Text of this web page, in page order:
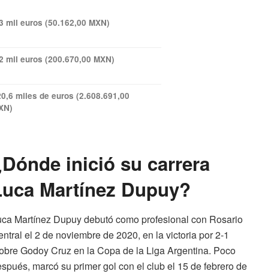
mil euros (50.162,00 MXN)
mil euros (200.670,00 MXN)
miles de euros (2.608.691,00
inició su carrera
Martínez Dupuy?
Martínez Dupuy debutó como profesional con Rosario
el 2 de noviembre de 2020, en la victoria por 2-1
Godoy Cruz en la Copa de la Liga Argentina. Poco
marcó su primer gol con el club el 15 de febrero de